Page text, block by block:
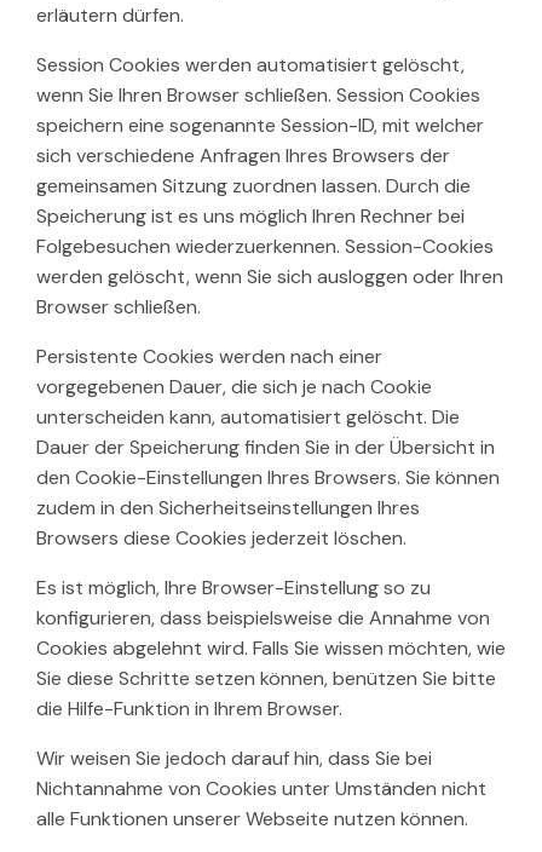
erläutern dürfen.
Session Cookies werden automatisiert gelöscht,
wenn Sie Ihren Browser schließen. Session Cookies
speichern eine sogenannte Session-ID, mit welcher
sich verschiedene Anfragen Ihres Browsers der
gemeinsamen Sitzung zuordnen lassen. Durch die
Speicherung ist es uns möglich Ihren Rechner bei
Folgebesuchen wiederzuerkennen. Session-Cookies
werden gelöscht, wenn Sie sich ausloggen oder Ihren
Browser schließen.
Persistente Cookies werden nach einer
vorgegebenen Dauer, die sich je nach Cookie
unterscheiden kann, automatisiert gelöscht. Die
Dauer der Speicherung finden Sie in der Übersicht in
den Cookie-Einstellungen Ihres Browsers. Sie können
zudem in den Sicherheitseinstellungen Ihres
Browsers diese Cookies jederzeit löschen.
Es ist möglich, Ihre Browser-Einstellung so zu
konfigurieren, dass beispielsweise die Annahme von
Cookies abgelehnt wird. Falls Sie wissen möchten, wie
Sie diese Schritte setzen können, benützen Sie bitte
die Hilfe-Funktion in Ihrem Browser.
Wir weisen Sie jedoch darauf hin, dass Sie bei
Nichtannahme von Cookies unter Umständen nicht
alle Funktionen unserer Webseite nutzen können.